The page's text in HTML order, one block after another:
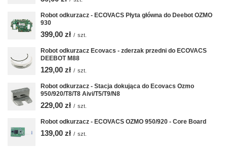
Robot odkurzacz - ECOVACS Płyta główna do Deebot OZMO
930
399,00 zł / szt.
Robot odkurzacz Ecovacs - zderzak przedni do ECOVACS
DEEBOT M88
129,00 zł / szt.
Robot odkurzacz - Stacja dokująca do Ecovacs Ozmo
950/920/T8/T8 Aivi/T5/T9/N8
229,00 zł / szt.
Robot odkurzacz - ECOVACS OZMO 950/920 - Core Board
139,00 zł / szt.